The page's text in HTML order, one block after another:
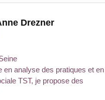
Drezner
en analyse des pratiques et en
TST, je propose des